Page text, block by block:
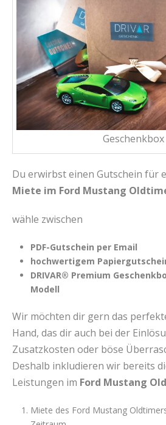
Geschenkbox
Du erwirbst einen Gutschein für
Miete im Ford Mustang
wähle zwischen
PDF-Gutschein per Email
hochwertigem
DRIVAR® Premium
Modell
Wir möchten dir gern das
Hand, das dir auch bei der
Zusatzkosten oder böse
Deshalb inkludieren wir bereits
Leistungen im Ford Mustang
Miete des Ford Mustang